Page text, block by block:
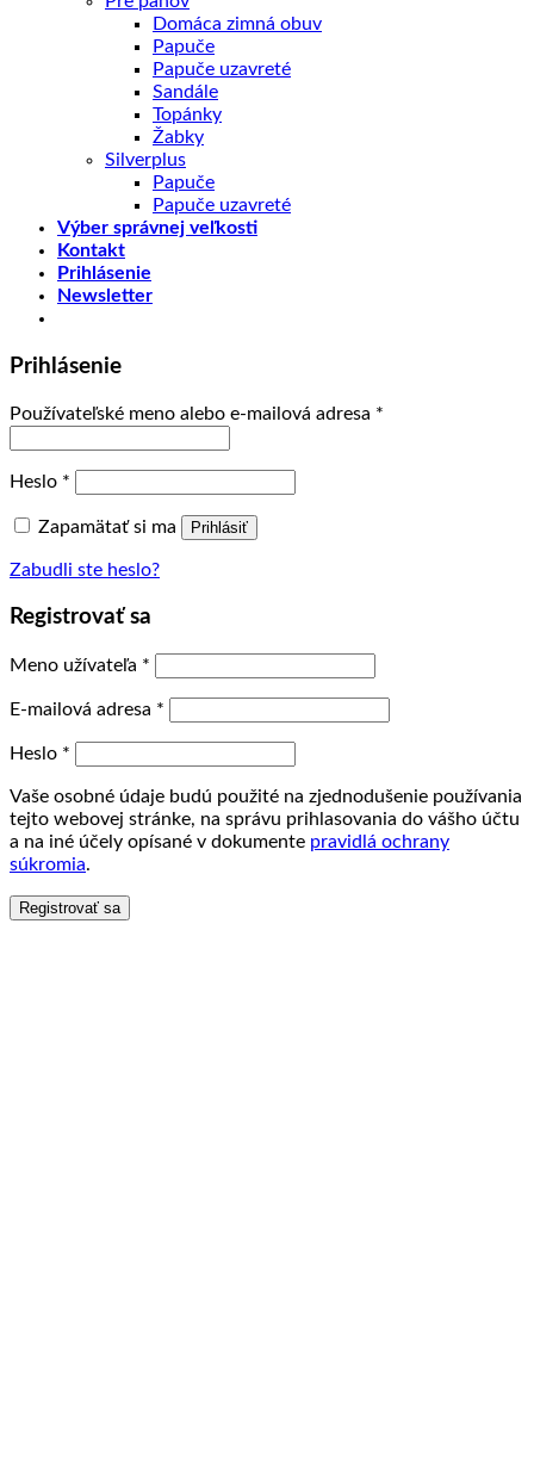
Domáca zimná obuv
Papuče
Papuče uzavreté
Sandále
Topánky
Žabky
Silverplus
Papuče
Papuče uzavreté
Výber správnej veľkosti
Kontakt
Prihlásenie
Newsletter
Prihlásenie
Používateľské meno alebo e-mailová adresa *
Heslo *
Zapamätať si ma Prihlásiť
Zabudli ste heslo?
Registrovať sa
Meno užívateľa *
E-mailová adresa *
Heslo *
Vaše osobné údaje budú použité na zjednodušenie používania
tejto webovej stránke, na správu prihlasovania do vášho účtu
a na iné účely opísané v dokumente pravidlá ochrany
súkromia.
Registrovať sa